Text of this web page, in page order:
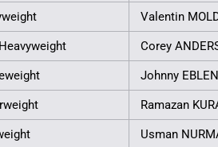
Valentin
Corey
Johnny EBLEN
Ramazan
Usman